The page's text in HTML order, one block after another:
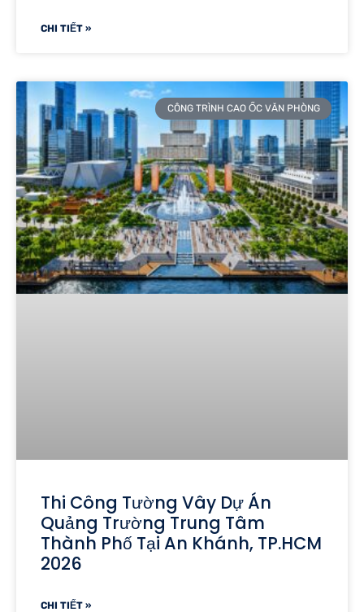
CHI TIẾT »
CÔNG TRÌNH CAO ỐC VĂN PHÒNG
Thi Công Tường Vây Dự Án
Quảng Trường Trung Tâm
Thành Phố Tại An Khánh, TP.HCM
2026
CHI TIẾT »